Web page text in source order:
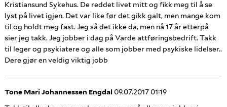
Kristiansund Sykehus. De reddet livet mitt og fikk meg til å se
lyst på livet igjen. Det var like før det gikk galt, men mange kom
til og holdt meg fast. Jeg så det ikke da, men nå 17 år etterpå
sier jeg takk. Jeg jobber i dag på Varde attføringsbedrift. Takk
til leger og psykiatere og alle som jobber med psykiske lidelser..
Dere gjør en veldig viktig jobb
Tone Mari Johannessen Engdal09.07.2017 01:19